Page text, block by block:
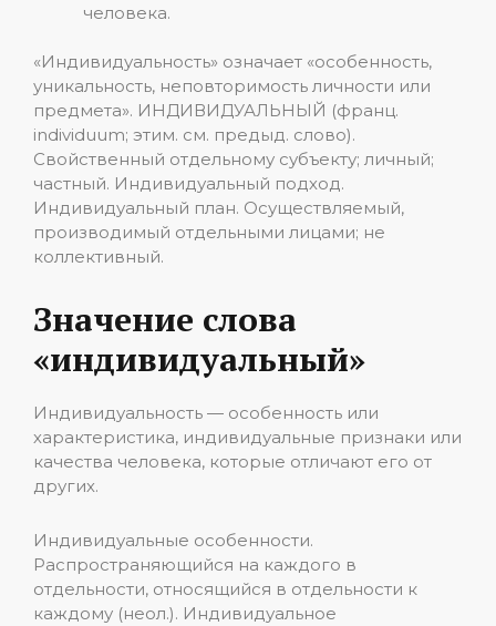
человека.
«Индивидуальность» означает «особенность,
уникальность, неповторимость личности или
предмета». ИНДИВИДУАЛЬНЫЙ (франц.
individuum; этим. см. предыд. слово).
Свойственный отдельному субъекту; личный;
частный. Индивидуальный подход.
Индивидуальный план. Осуществляемый,
производимый отдельными лицами; не
коллективный.
Значение слова
«индивидуальный»
Индивидуальность — особенность или
характеристика, индивидуальные признаки или
качества человека, которые отличают его от
других.
Индивидуальные особенности.
Распространяющийся на каждого в
отдельности, относящийся в отдельности к
каждому (неол.). Индивидуальное